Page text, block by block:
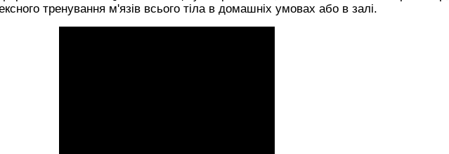
тренування м'язів всього тіла в домашніх умовах або в залі.